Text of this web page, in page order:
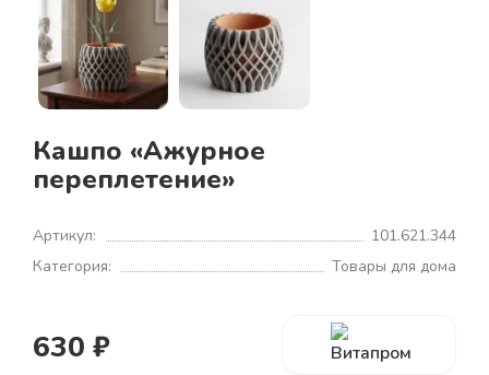
Кашпо «Ажурное
переплетение»
630 ₽
Артикул:
101.621.344
Категория:
Товары для дома